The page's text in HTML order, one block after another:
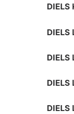
DIELS
DIELS
DIELS
DIELS
DIELS